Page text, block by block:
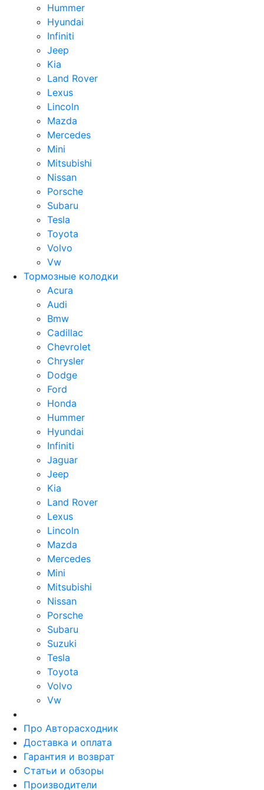
Hummer
Hyundai
Infiniti
Jeep
Kia
Land Rover
Lexus
Lincoln
Mazda
Mercedes
Mini
Mitsubishi
Nissan
Porsche
Subaru
Tesla
Toyota
Volvo
Vw
Тормозные колодки
Acura
Audi
Bmw
Cadillac
Chevrolet
Chrysler
Dodge
Ford
Honda
Hummer
Hyundai
Infiniti
Jaguar
Jeep
Kia
Land Rover
Lexus
Lincoln
Mazda
Mercedes
Mini
Mitsubishi
Nissan
Porsche
Subaru
Suzuki
Tesla
Toyota
Volvo
Vw
Про Авторасходник
Доставка и оплата
Гарантия и возврат
Статьи и обзоры
Производители